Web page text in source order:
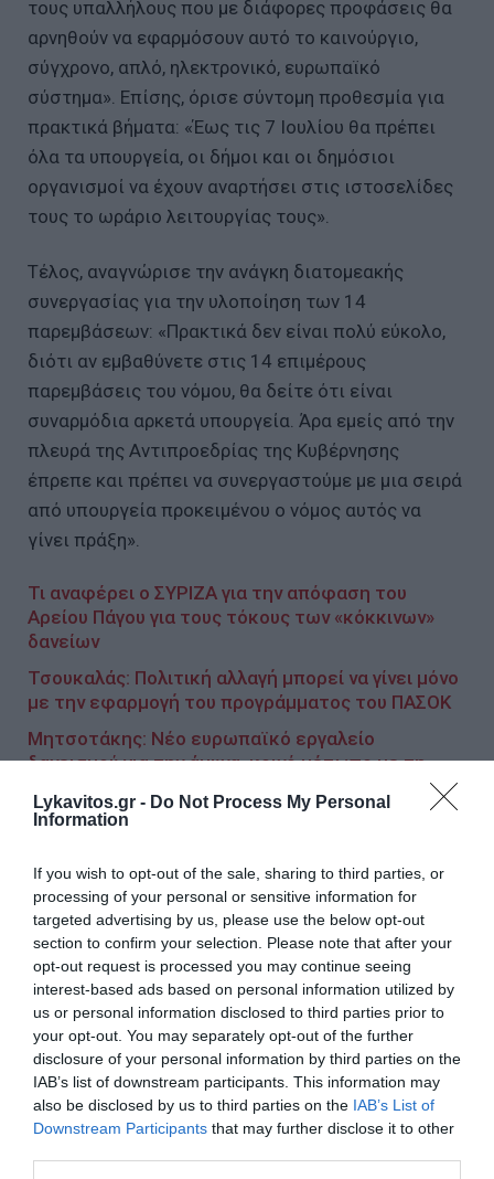
Lykavitos.gr - Do Not Process My Personal
Information
If you wish to opt-out of the sale, sharing to third parties, or
processing of your personal or sensitive information for
targeted advertising by us, please use the below opt-out
section to confirm your selection. Please note that after your
opt-out request is processed you may continue seeing
interest-based ads based on personal information utilized by
us or personal information disclosed to third parties prior to
your opt-out. You may separately opt-out of the further
disclosure of your personal information by third parties on the
IAB’s list of downstream participants. This information may
also be disclosed by us to third parties on the IAB’s List of
Downstream Participants that may further disclose it to other
τους υπαλλήλους που με διάφορες προφάσεις θα
αρνηθούν να εφαρμόσουν αυτό το καινούργιο,
σύγχρονο, απλό, ηλεκτρονικό, ευρωπαϊκό
σύστημα». Επίσης, όρισε σύντομη προθεσμία για
πρακτικά βήματα: «Έως τις 7 Ιουλίου θα πρέπει
όλα τα υπουργεία, οι δήμοι και οι δημόσιοι
οργανισμοί να έχουν αναρτήσει στις ιστοσελίδες
τους το ωράριο λειτουργίας τους».
Τέλος, αναγνώρισε την ανάγκη διατομεακής
συνεργασίας για την υλοποίηση των 14
παρεμβάσεων: «Πρακτικά δεν είναι πολύ εύκολο,
διότι αν εμβαθύνετε στις 14 επιμέρους
παρεμβάσεις του νόμου, θα δείτε ότι είναι
συναρμόδια αρκετά υπουργεία. Άρα εμείς από την
πλευρά της Αντιπροεδρίας της Κυβέρνησης
έπρεπε και πρέπει να συνεργαστούμε με μια σειρά
από υπουργεία προκειμένου ο νόμος αυτός να
γίνει πράξη».
Τι αναφέρει ο ΣΥΡΙΖΑ για την απόφαση του
Αρείου Πάγου για τους τόκους των «κόκκινων»
δανείων
Τσουκαλάς: Πολιτική αλλαγή μπορεί να γίνει μόνο
με την εφαρμογή του προγράμματος του ΠΑΣΟΚ
Μητσοτάκης: Νέο ευρωπαϊκό εργαλείο
δανεισμού για την άμυνα, κοινό μέτωπο με τη
Ακολουθήστε το Lykavitos.gr
στο Google News
και μάθετε πρώτοι όλες τις
ειδήσεις
Ροή ειδήσεων
Το νέο όφελος του καφέ που αποκαλύπτει διεθνής
μελέτη